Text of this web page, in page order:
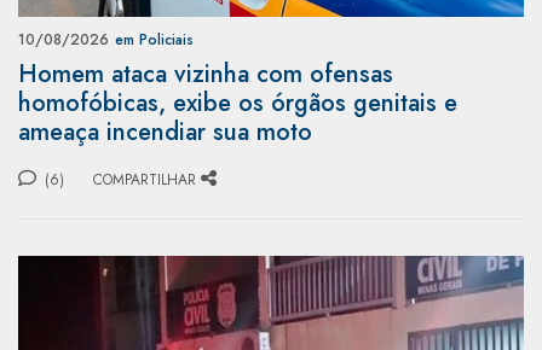
10/08/2026 em Policiais
Homem ataca vizinha com ofensas
homofóbicas, exibe os órgãos genitais e
ameaça incendiar sua moto
(6) COMPARTILHAR